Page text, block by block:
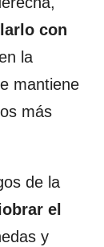
con
la
mantiene
más
de la
el
y